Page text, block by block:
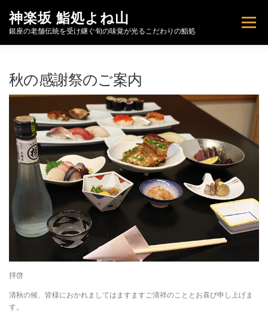
神楽坂 鮨処よね山
銀座の老舗伝統を受け継ぐ旬の味覚が光るこだわりの鮨処
メニュー
特製ばらちらし【期間限定予約販売】 お品書き
FOOD MENU 肴と酒 店舗情報
秋の感謝祭のご案内
拝啓
清秋の候、皆様におかれましてはますますご清祥のこととお喜び申し上げま
す。